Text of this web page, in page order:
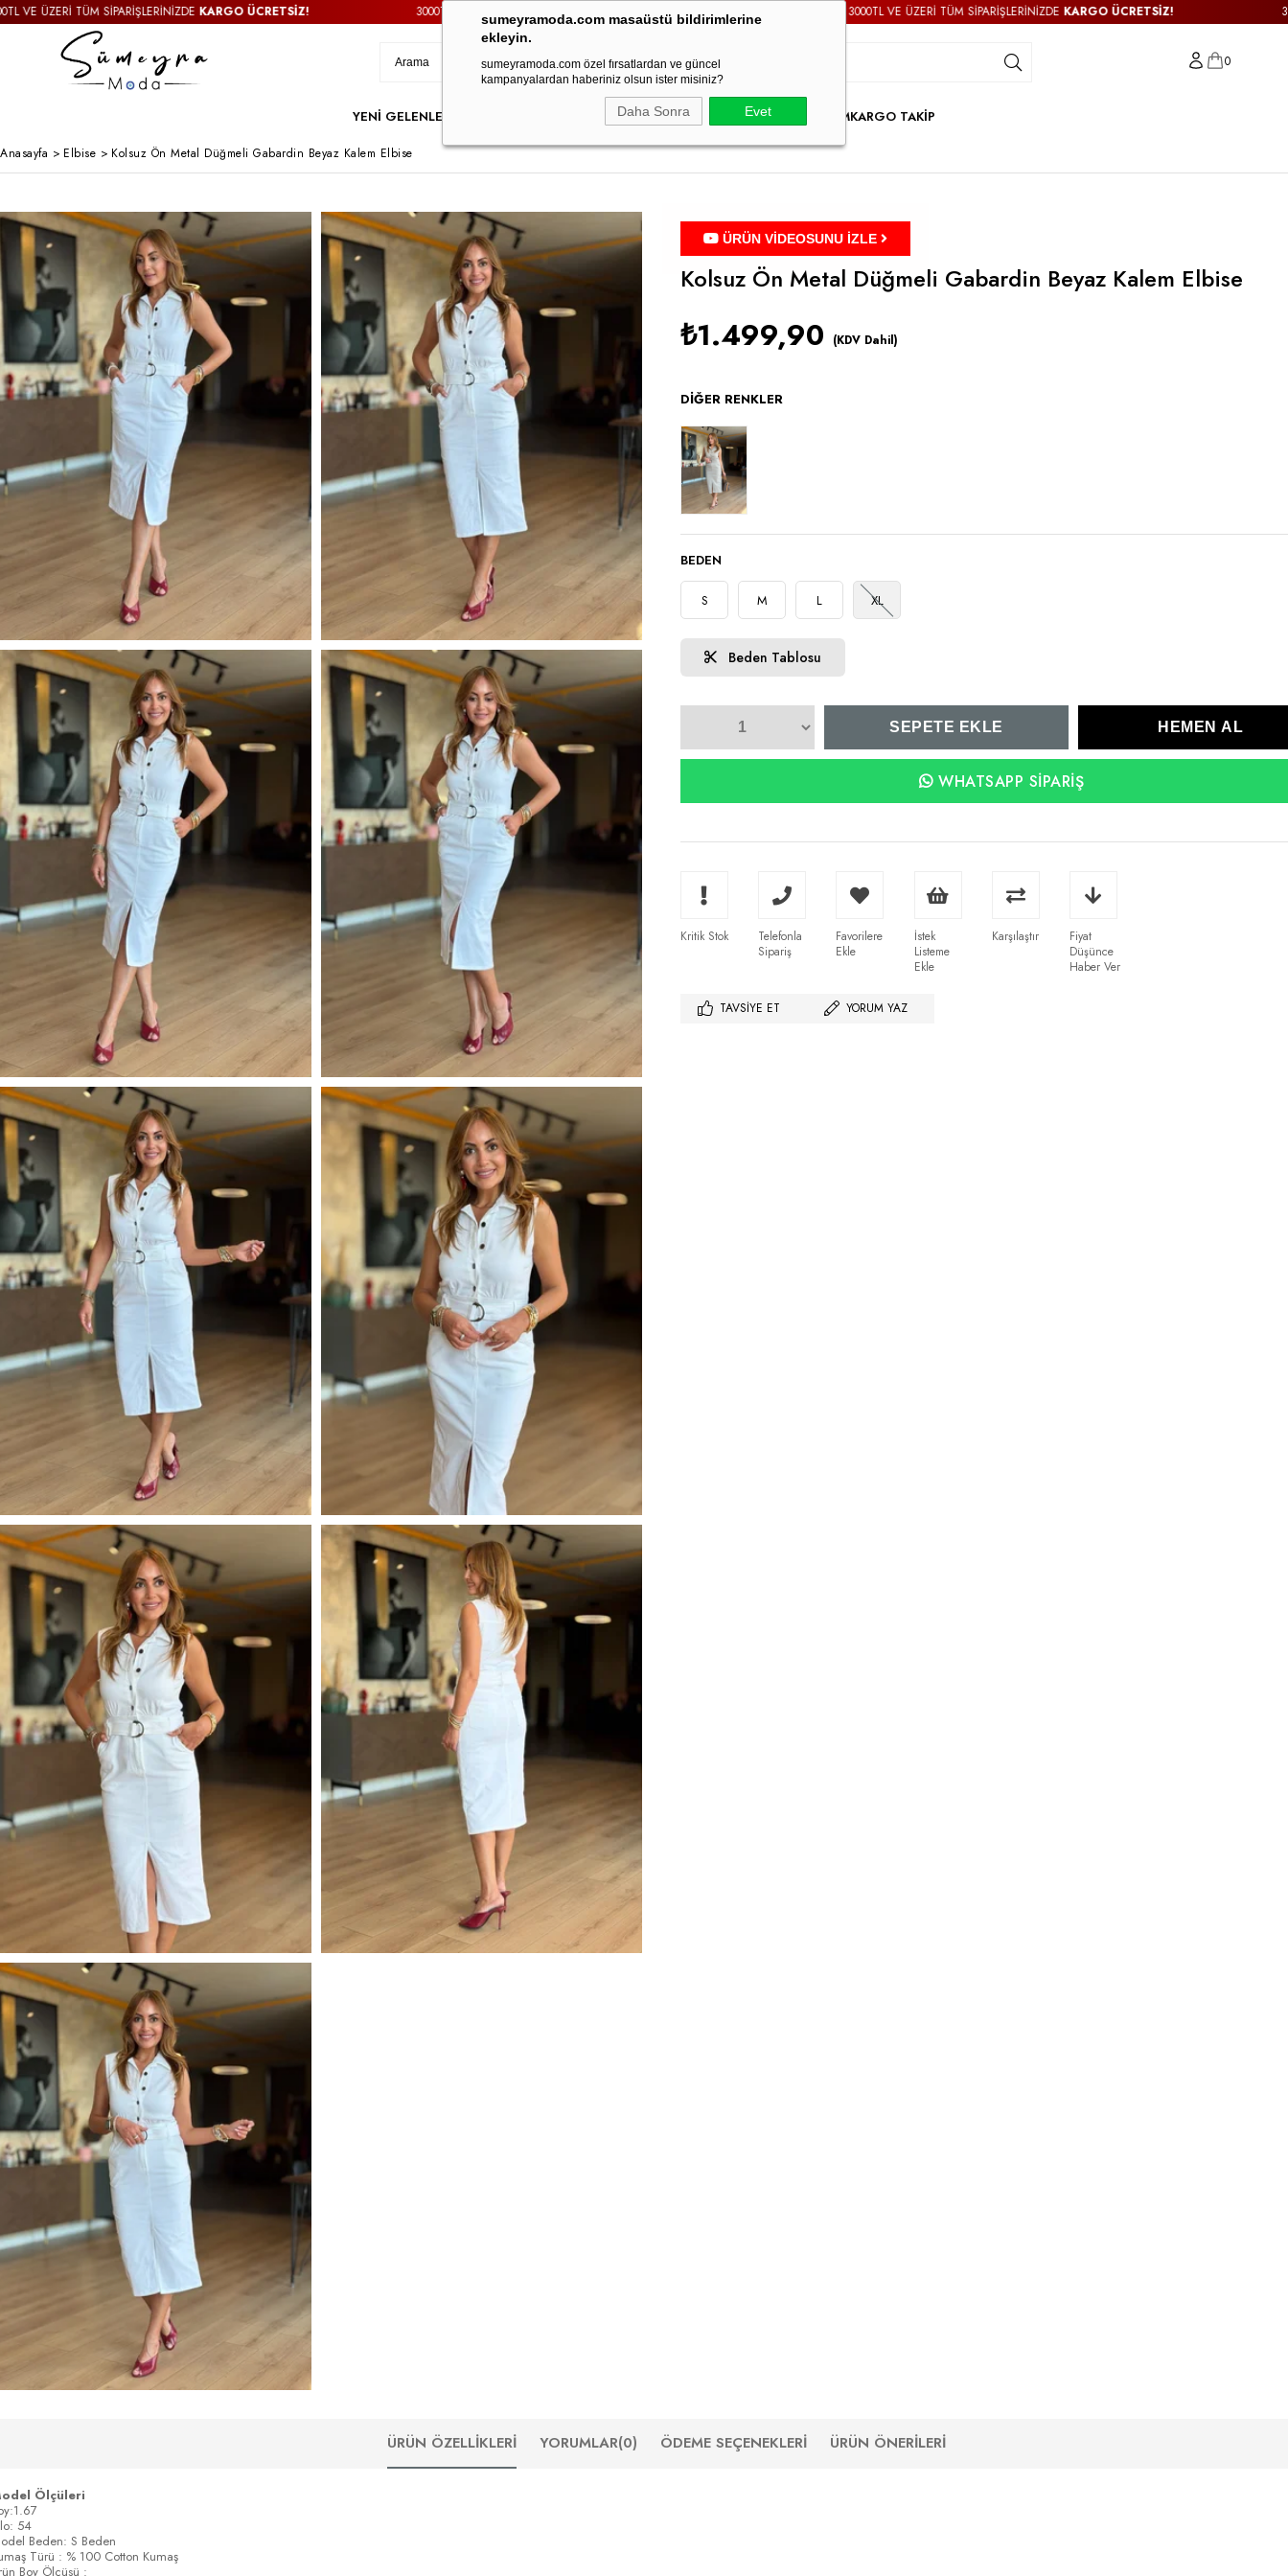
sumeyramoda.com masaüstü bildirimlerine
ekleyin.
sumeyramoda.com özel fırsatlardan ve güncel
kampanyalardan haberiniz olsun ister misiniz?
Daha Sonra Evet
KARGO ÜCRETSİZ! 3000TL VE ÜZERİ TÜM SİPARİŞLERİNİZDE KARGO ÜCRETSİZ! 3000TL VE ÜZERİ TÜM SİPARİŞLERİNİZDEKARGO ÜCRETSİZ! 3000TL VE ÜZERİ
0
YENİ GELENLER ALT GİYİMDIŞ GİYİMTAKIM PARTY WEAR İNDİRİMKARGO TAKİP
Anasayfa > Elbise > Kolsuz Ön Metal Düğmeli Gabardin Beyaz Kalem Elbise
ÜRÜN VİDEOSUNU İZLE
Kolsuz Ön Metal Düğmeli Gabardin Beyaz Kalem Elbise
₺1.499,90 (KDV Dahil)
DIĞER RENKLER
BEDEN
S M L XL
Beden Tablosu
WHATSAPP SIPARIŞ
Kritik Stok
Telefonla
Sipariş
Favorilere
Ekle
İstek
Listeme
Ekle
Karşılaştır
Fiyat
Düşünce
Haber Ver
TAVSIYE ET YORUM YAZ
ÜRÜN ÖZELLIKLERI YORUMLAR(0) ÖDEME SEÇENEKLERI ÜRÜN ÖNERILERI
Ölçüleri
54
Beden: S Beden
Türü : % 100 Cotton Kumaş
Boy Ölçüsü :